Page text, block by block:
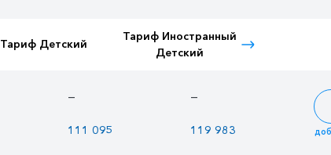
Тариф Детский
Тариф Иностранный
Детский
— —
111 095 119 983